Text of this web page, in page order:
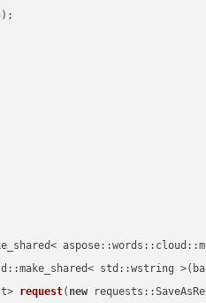
std::wstring
request( new